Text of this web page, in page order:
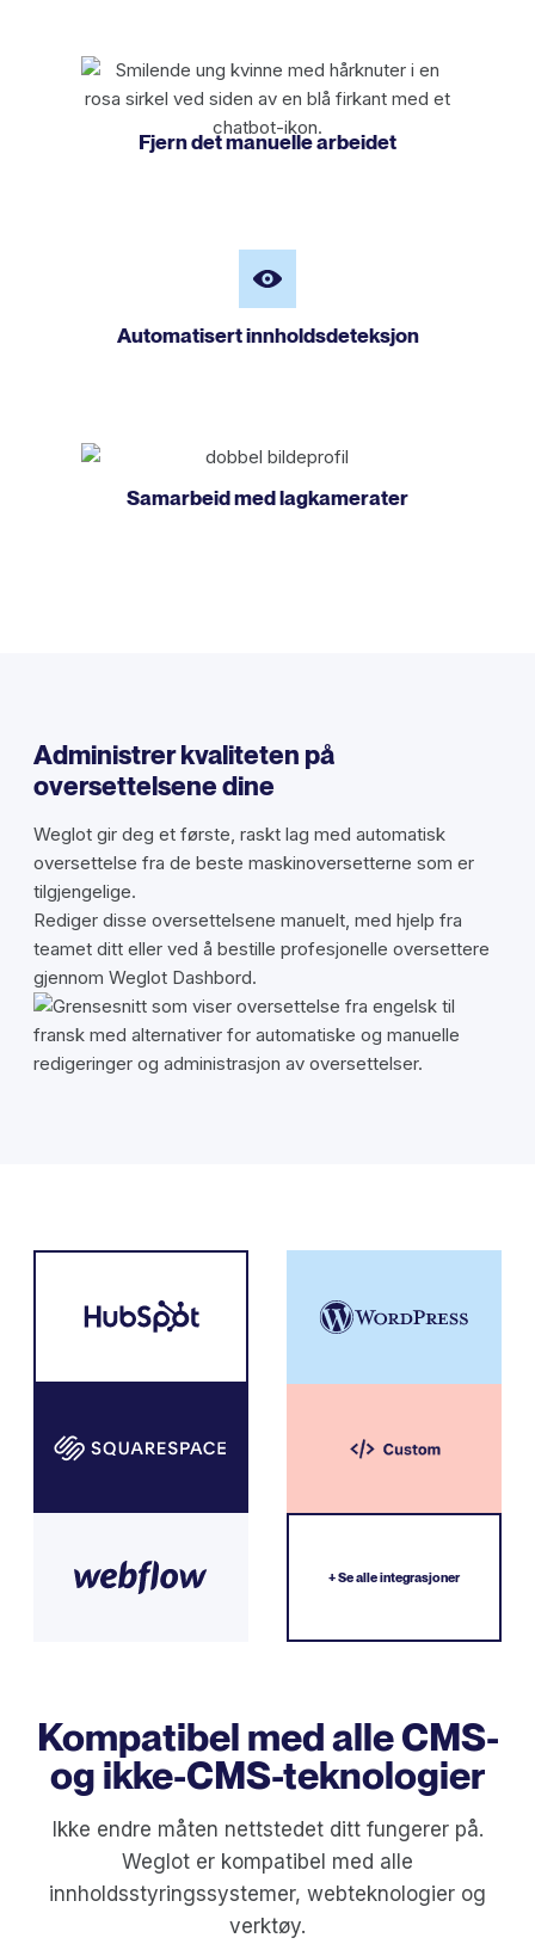
Fjern det manuelle arbeidet
Automatisert innholdsdeteksjon
Samarbeid med lagkamerater
Administrer kvaliteten på
oversettelsene dine
Weglot gir deg et første, raskt lag med automatisk
oversettelse fra de beste maskinoversetterne som er
tilgjengelige.
Rediger disse oversettelsene manuelt, med hjelp fra
teamet ditt eller ved å bestille profesjonelle oversettere
gjennom Weglot Dashbord.
+ Se alle integrasjoner
Kompatibel med alle CMS-
og ikke-CMS-teknologier
Ikke endre måten nettstedet ditt fungerer på.
Weglot er kompatibel med alle
innholdsstyringssystemer, webteknologier og
verktøy.